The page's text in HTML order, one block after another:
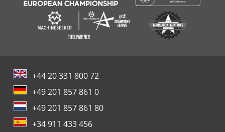
+44 20 331 800 72
+49 201 857 861 0
+49 201 857 861 80
+34 911 433 456